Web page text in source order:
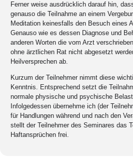
Ferner weise ausdrücklich darauf hin,
genauso die Teilnahme an einem
Meditation keinesfalls den Besuch eines
Genauso wie es dessen Diagnose und
anderen Worten die vom Arzt
ohne ärztlichen Rat nicht abgesetzt
Heilversprechen ab.
Kurzum der Teilnehmer nimmt diese
Kenntnis. Entsprechend setzt die
normale physische und psychische
Infolgedessen übernehme ich (der
für Handlungen während und nach den
stellt der Teilnehmer des Seminares das
Haftansprüchen frei.